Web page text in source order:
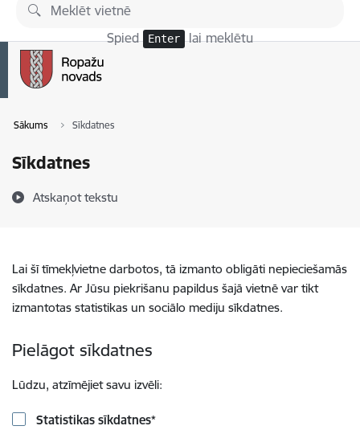
Pāriet uz lapas saturu
Spied Enter lai meklētu
Sākums Sīkdatnes
Sīkdatnes
Atskaņot tekstu
Lai šī tīmekļvietne darbotos, tā izmanto obligāti nepieciešamās
sīkdatnes. Ar Jūsu piekrišanu papildus šajā vietnē var tikt
izmantotas statistikas un sociālo mediju sīkdatnes.
Pielāgot sīkdatnes
Lūdzu, atzīmējiet savu izvēli:
Statistikas sīkdatnes*